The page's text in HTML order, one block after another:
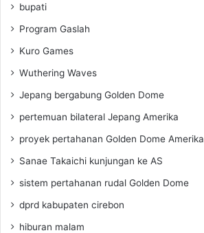
bupati
Program Gaslah
Kuro Games
Wuthering Waves
Jepang bergabung Golden Dome
pertemuan bilateral Jepang Amerika
proyek pertahanan Golden Dome Amerika
Sanae Takaichi kunjungan ke AS
sistem pertahanan rudal Golden Dome
dprd kabupaten cirebon
hiburan malam